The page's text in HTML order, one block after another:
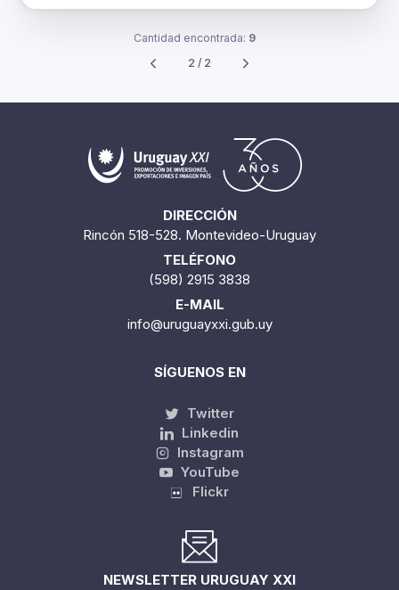
Cantidad encontrada: 9
2 / 2
DIRECCIÓN
Rincón 518-528. Montevideo-Uruguay
TELÉFONO
(598) 2915 3838
E-MAIL
info@uruguayxxi.gub.uy
SÍGUENOS EN
Twitter
Linkedin
Instagram
YouTube
Flickr
NEWSLETTER URUGUAY XXI